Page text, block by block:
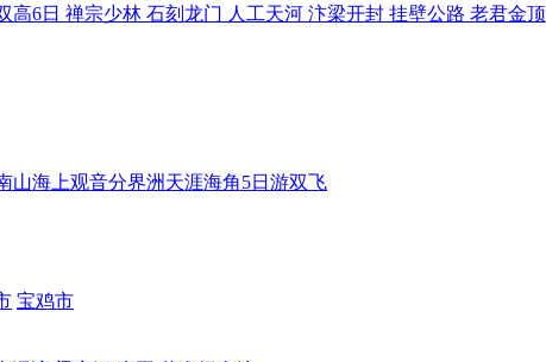
高6日 禅宗少林 石刻龙门 人工天河 汴梁开封 挂壁公路 老君金顶
山海上观音分界洲天涯海角5日游双飞
宝鸡市